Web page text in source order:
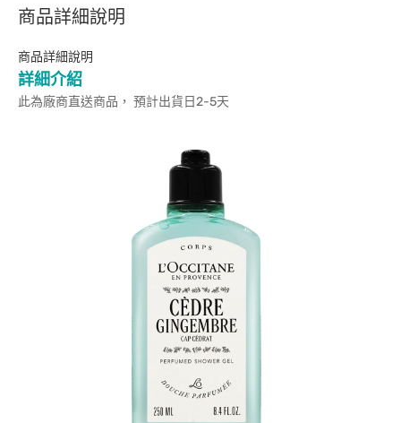
商品詳細說明
商品詳細說明
詳細介紹
此為廠商直送商品， 預計出貨日2-5天